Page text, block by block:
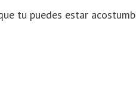
tu puedes estar